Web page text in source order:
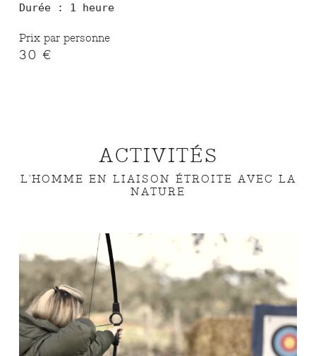
Durée : 1 heure
Prix par personne
30 €
ACTIVITÉS
L'HOMME EN LIAISON ÉTROITE AVEC LA
NATURE